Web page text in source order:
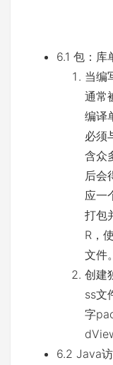
6.1 包：库
当编
通常
编译
必须
含众
后会
应一
打包
R，
文件。
创建
ss文
字
6.2 Java